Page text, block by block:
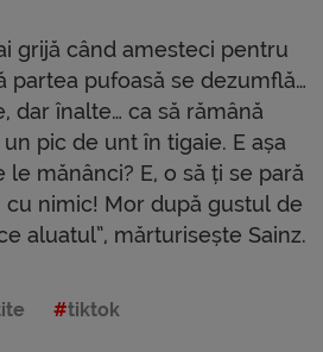
grijă când amesteci pentru
partea pufoasă se dezumflă…
dar înalte… ca să rămână
pic de unt în tigaie. E așa
le mănânci? E, o să ți se pară
cu nimic! Mor după gustul de
aluatul”, mărturisește Sainz.
tiktok